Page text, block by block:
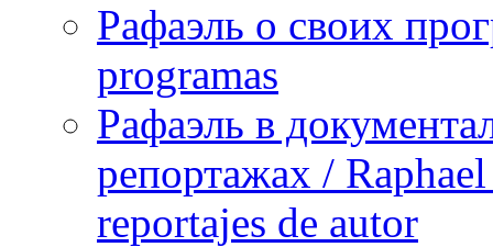
Рафаэль о своих
programas
Рафаэль в
репортажах /
reportajes de autor